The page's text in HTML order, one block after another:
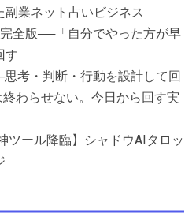
業ネット占いビジネス
全版──「自分でやった方が早
す
考・判断・行動を設計して回
わらせない。今日から回す実
ツール降臨】シャドウAIタロッ